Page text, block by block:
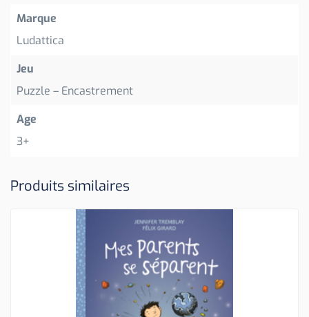
Marque
Ludattica
Jeu
Puzzle – Encastrement
Age
3+
Produits similaires